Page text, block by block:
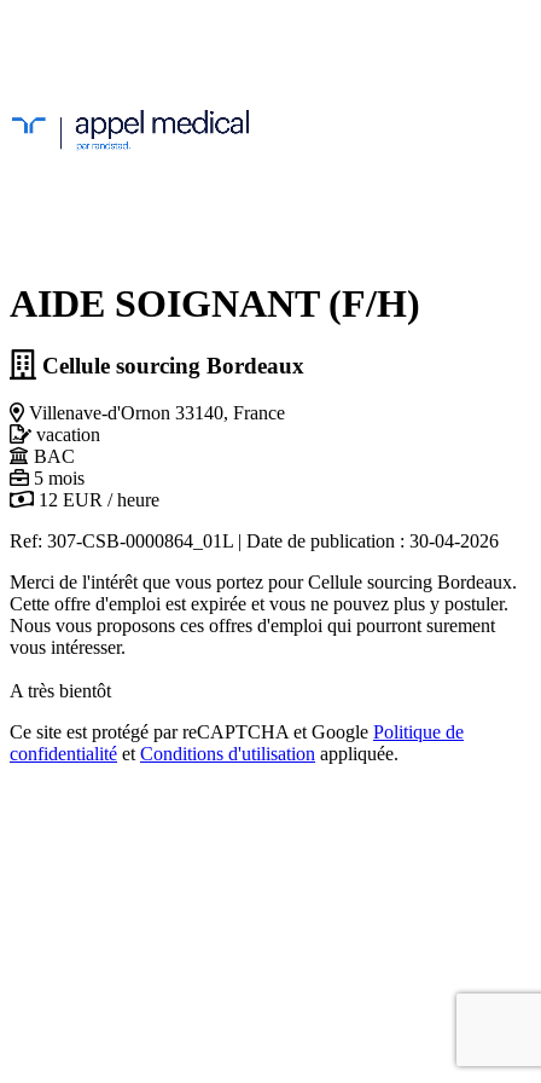
AIDE SOIGNANT (F/H)
Cellule sourcing Bordeaux
Villenave-d'Ornon 33140, France
vacation
BAC
5 mois
12 EUR / heure
Ref: 307-CSB-0000864_01L | Date de publication : 30-04-2026
Merci de l'intérêt que vous portez pour Cellule sourcing Bordeaux.
Cette offre d'emploi est expirée et vous ne pouvez plus y postuler.
Nous vous proposons ces offres d'emploi qui pourront surement
vous intéresser.
A très bientôt
Ce site est protégé par reCAPTCHA et Google Politique de
confidentialité et Conditions d'utilisation appliquée.